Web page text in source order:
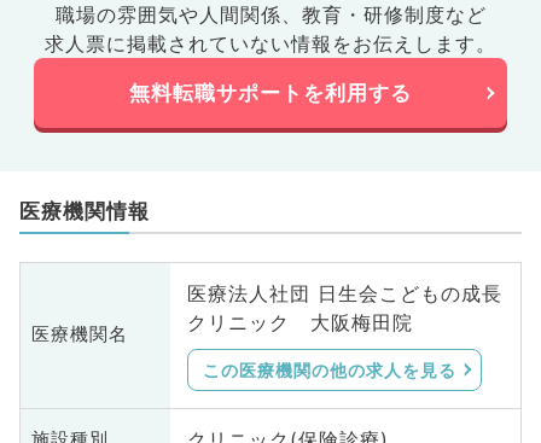
職場の雰囲気や人間関係、 教育・研修制度など
求人票に掲載されていない情報をお伝えします。
無料転職サポートを利用する
医療機関情報
医療機関名
医療法人社団 日生会こどもの成長
クリニック 大阪梅田院
この医療機関の他の求人を見る